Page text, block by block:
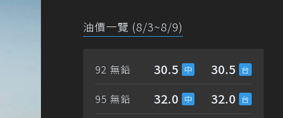
油價一覽 (8/3~8/9)
92 無鉛 30.5 30.5
95 無鉛 32.0 32.0